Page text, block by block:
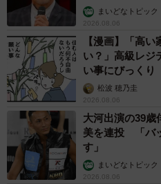
【年額】実際の支出と最適だと思う
他方、「予備校のサービスに
ては、「50万円以上70万円未
上100万円未満」（27.3％）、
（15.6％）などが上位となり
まいどなトピック
2026.08.06
【漫画】「高
い？」高級レジ
い事にびっく
松波 穂乃圭
2026.08.06
大河出演の39
美を連投 「バ
す」
まいどなトピック
2026.08.06